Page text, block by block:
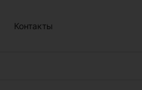
Контакты